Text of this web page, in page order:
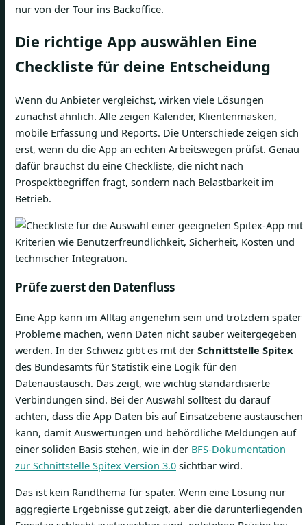
nur von der Tour ins Backoffice.
Die richtige App auswählen Eine
Checkliste für deine Entscheidung
Wenn du Anbieter vergleichst, wirken viele Lösungen
zunächst ähnlich. Alle zeigen Kalender, Klientenmasken,
mobile Erfassung und Reports. Die Unterschiede zeigen sich
erst, wenn du die App an echten Arbeitswegen prüfst. Genau
dafür brauchst du eine Checkliste, die nicht nach
Prospektbegriffen fragt, sondern nach Belastbarkeit im
Betrieb.
Prüfe zuerst den Datenfluss
Eine App kann im Alltag angenehm sein und trotzdem später
Probleme machen, wenn Daten nicht sauber weitergegeben
werden. In der Schweiz gibt es mit der Schnittstelle Spitex
des Bundesamts für Statistik eine Logik für den
Datenaustausch. Das zeigt, wie wichtig standardisierte
Verbindungen sind. Bei der Auswahl solltest du darauf
achten, dass die App Daten bis auf Einsatzebene austauschen
kann, damit Auswertungen und behördliche Meldungen auf
einer soliden Basis stehen, wie in der BFS-Dokumentation
zur Schnittstelle Spitex Version 3.0 sichtbar wird.
Das ist kein Randthema für später. Wenn eine Lösung nur
aggregierte Ergebnisse gut zeigt, aber die darunterliegenden